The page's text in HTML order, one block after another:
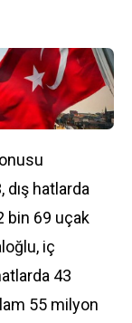
dış hatlarda
bin 69 uçak
iç
43
55 milyon